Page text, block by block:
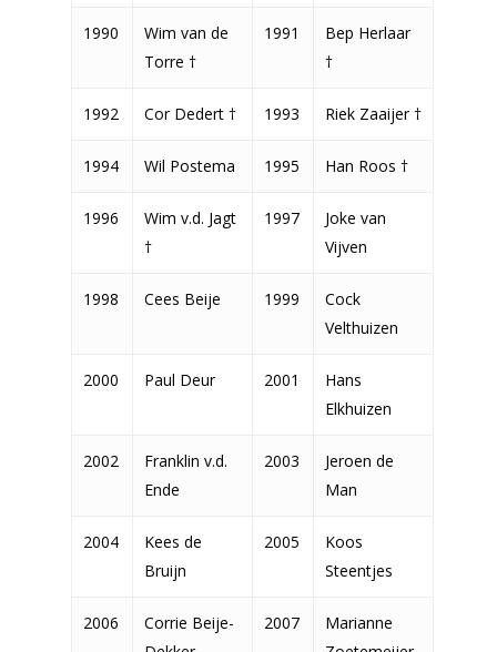
1990
Wim van de
Torre †
1991
Bep Herlaar
†
1992 Cor Dedert † 1993 Riek Zaaijer †
1994 Wil Postema 1995 Han Roos †
1996
Wim v.d. Jagt
†
1997
Joke van
Vijven
1998 Cees Beije 1999
Cock
Velthuizen
2000 Paul Deur 2001
Hans
Elkhuizen
2002
Franklin v.d.
Ende
2003
Jeroen de
Man
2004
Kees de
Bruijn
2005
Koos
Steentjes
2006
Corrie Beije-
2007
Marianne